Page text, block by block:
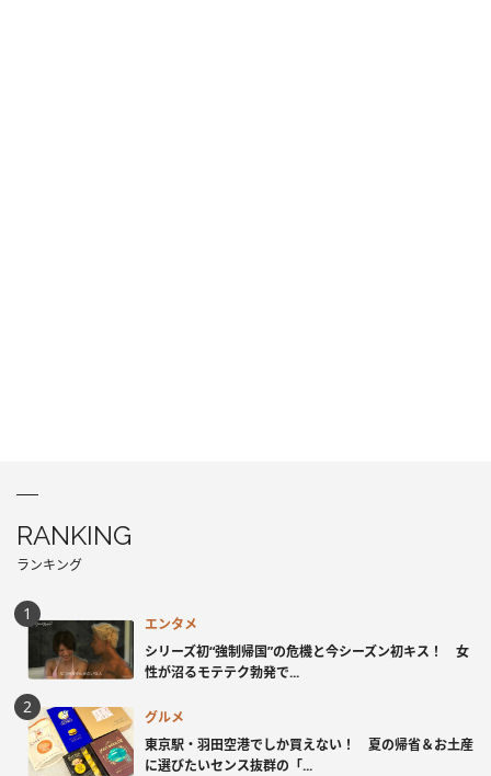
RANKING
ランキング
エンタメ
シリーズ初“強制帰国”の危機と今シーズン初キス！ 女
性が沼るモテテク勃発で...
グルメ
東京駅・羽田空港でしか買えない！ 夏の帰省＆お土産
に選びたいセンス抜群の「...